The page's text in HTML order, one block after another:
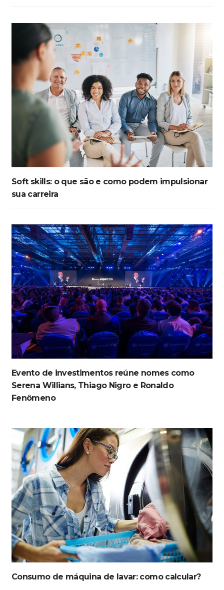
Soft skills: o que são e como podem impulsionar
sua carreira
Evento de investimentos reúne nomes como
Serena Willians, Thiago Nigro e Ronaldo
Fenômeno
Consumo de máquina de lavar: como calcular?